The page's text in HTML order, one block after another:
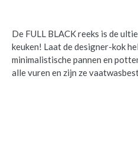
De FULL BLACK reeks is de
keuken! Laat de designer-kok
minimalistische pannen en
alle vuren en zijn ze